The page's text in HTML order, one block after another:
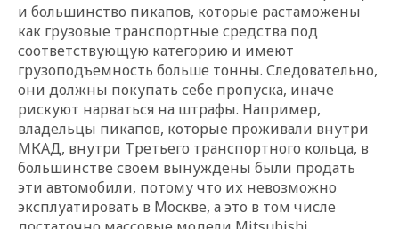
и большинство пикапов, которые растаможены
как грузовые транспортные средства под
соответствующую категорию и имеют
грузоподъемность больше тонны. Следовательно,
они должны покупать себе пропуска, иначе
рискуют нарваться на штрафы. Например,
владельцы пикапов, которые проживали внутри
МКАД, внутри Третьего транспортного кольца, в
большинстве своем вынуждены были продать
эти автомобили, потому что их невозможно
эксплуатировать в Москве, а это в том числе